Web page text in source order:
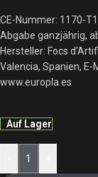
CE-Nummer: 1170-
Abgabe ganzjährig,
Hersteller: Focs
Valencia, Spanien,
www.europla.es
Auf Lager